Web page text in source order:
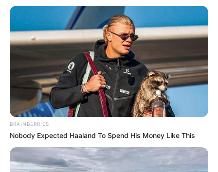
No hay límite de edad ni es obligatorio ser nacional
colombiano.
El programacubre el costo de la matrícula ordinarianeta
durante todo el proceso formativo, incluyendo periodos
adicionales en caso de rezago académico. Además, las
personas más vulnerables pueden recibir apoyo de
sostenimiento en coordinación con el programa Renta
Joven de Prosperidad Social.
Pasos para aplicar:
Verificar el cumplimiento de los requisitos.
Seleccionar la Institución de Educación Superior
(IES) y el programa de interés.
BRAINBERRIES
Nobody Expected Haaland To Spend His Money Like This